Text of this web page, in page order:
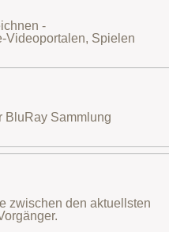
-
Videoportalen, Spielen
BluRay Sammlung
zwischen den aktuellsten